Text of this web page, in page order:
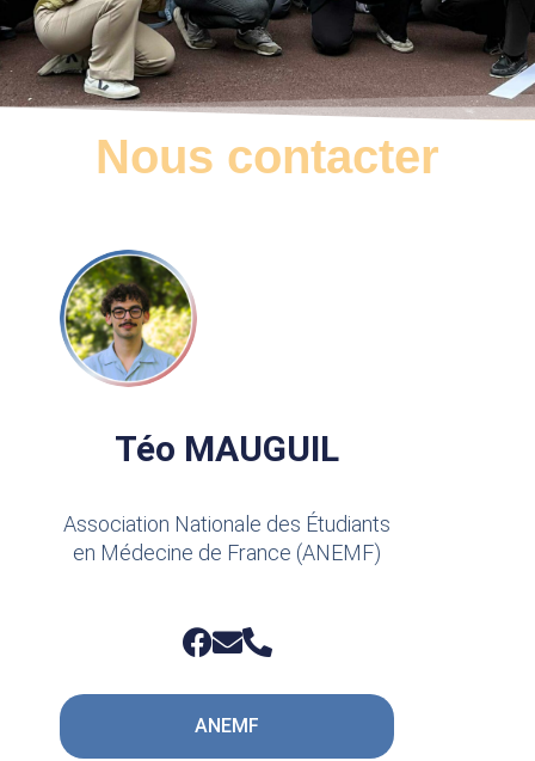
Nous contacter
Téo MAUGUIL
Association Nationale des Étudiants
en Médecine de France (ANEMF)
ANEMF